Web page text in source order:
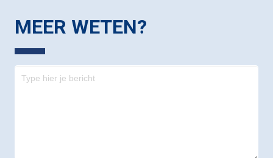
MEER WETEN?
Contact